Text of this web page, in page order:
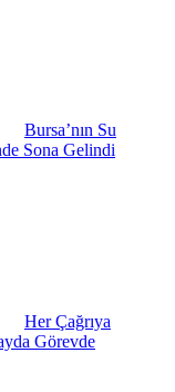
Bursa’nın Su
Sona Gelindi
Her Çağrıya
Görevde